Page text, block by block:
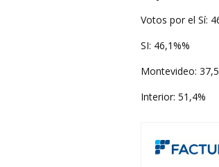
Votos por el Sí:
SI: 46,1%%
Montevideo:
Interior: 51,4%